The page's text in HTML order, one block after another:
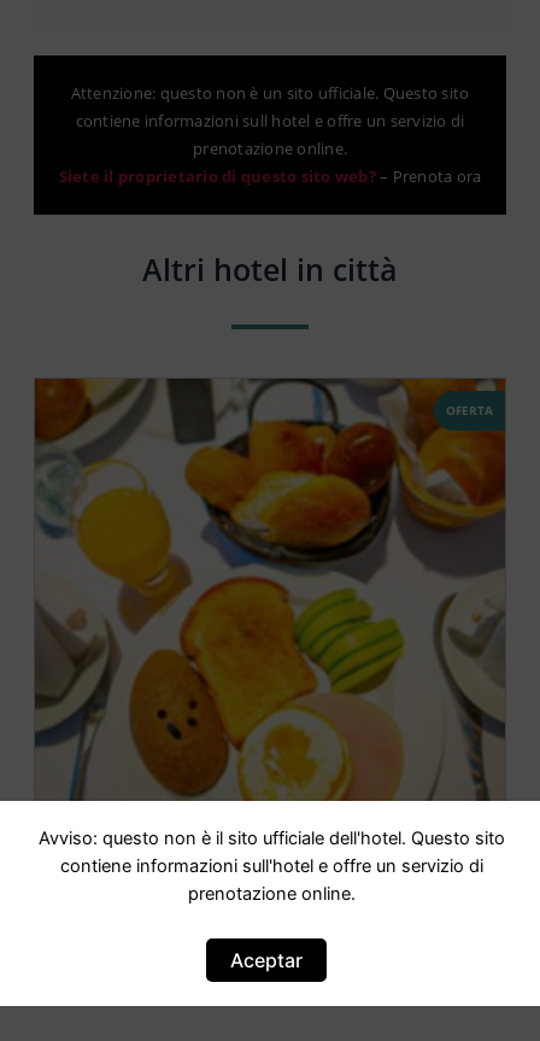
Attenzione: questo non è un sito ufficiale. Questo sito
contiene informazioni sull hotel e offre un servizio di
prenotazione online.
Siete il proprietario di questo sito web?– Prenota ora
Altri hotel in città
OFERTA
Four Rooms Real Estate South s.r.l.s.
IR AL HOTEL
Avviso: questo non è il sito ufficiale dell'hotel. Questo sito
contiene informazioni sull'hotel e offre un servizio di
prenotazione online.
Aceptar